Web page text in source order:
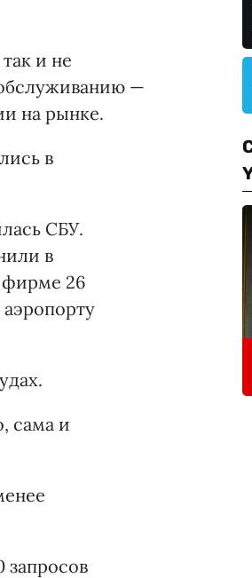
и не
—
на рынке.
в
СБУ.
в
фирме 26
сама и
запросов